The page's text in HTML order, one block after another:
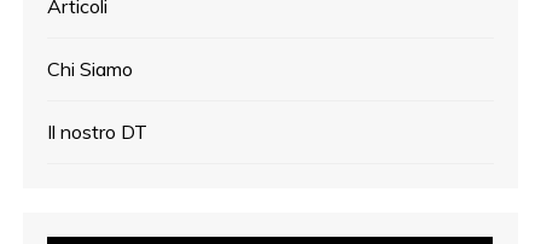
Articoli
Chi Siamo
Il nostro DT